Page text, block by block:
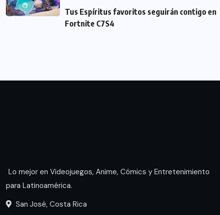
Tus Espíritus favoritos seguirán contigo en
Fortnite C7S4
Lo mejor en Videojuegos, Anime, Cómics y Entretenimiento
para Latinoamérica.
San José, Costa Rica